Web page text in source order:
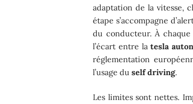
adaptation de la vitesse,
étape s’accompagne
du conducteur. À
l’écart entre latesla
réglementation
l’usage duself driving.
Les limites sont nettes.